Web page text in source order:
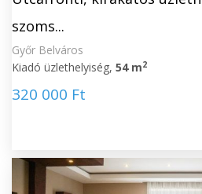
szoms...
Győr Belváros
Kiadó üzlethelyiség, 54 m2
320 000 Ft